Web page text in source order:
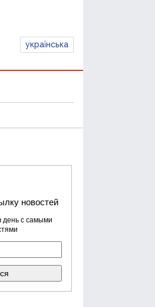
українська
новостей
день с самыми